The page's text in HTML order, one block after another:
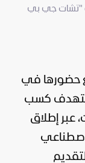
"تشات جي بي
حضورها في
كسب
عبر إطلاق